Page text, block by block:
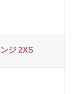
ジ 2XS